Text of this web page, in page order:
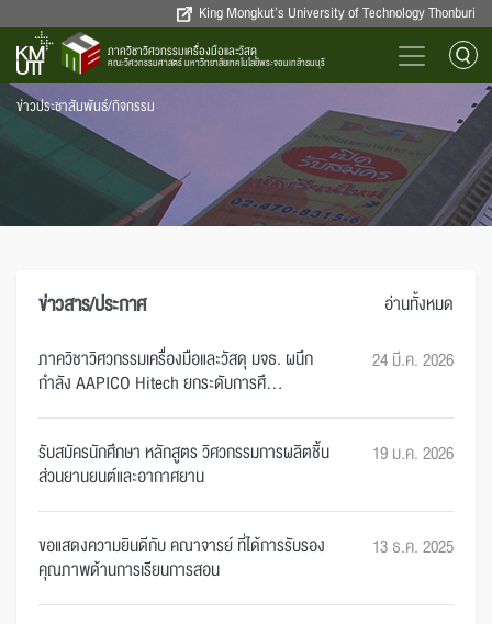
King Mongkut’s University of Technology Thonburi
ภาควิชาวิศวกรรมเครื่องมือและวัสดุ
คณะวิศวกรรมศาสตร์ มหาวิทยาลัยเทคโนโลยีพระจอมเกล้าธนบุรี
ข่าวประชาสัมพันธ์/กิจกรรม
ข่าวสาร/ประกาศ
อ่านทั้งหมด
ภาควิชาวิศวกรรมเครื่องมือและวัสดุ มจธ. ผนึก
กำลัง AAPICO Hitech ยกระดับการศึ...
24 มี.ค. 2026
รับสมัครนักศึกษา หลักสูตร วิศวกรรมการผลิตชิ้น
ส่วนยานยนต์และอากาศยาน
19 ม.ค. 2026
ขอแสดงความยินดีกับ คณาจารย์ ที่ได้การรับรอง
คุณภาพด้านการเรียนการสอน
13 ธ.ค. 2025